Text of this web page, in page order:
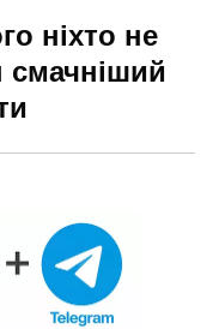
ніхто не
смачніший